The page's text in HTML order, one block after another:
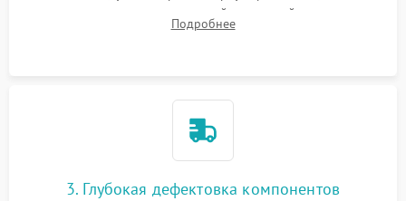
очистка внутренних полостей, шестерней и плат от
скопившейся пыли, волос и шерсти животных с
Подробнее
3. Глубокая дефектовка компонентов